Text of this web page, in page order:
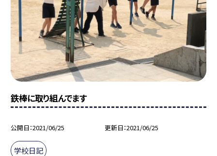
鉄棒に取り組んでます
公開日 2021/06/25 更新日 2021/06/25
学校日記